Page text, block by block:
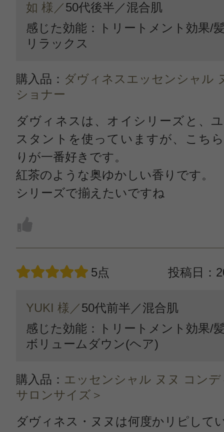
如 様／50代後半／混合肌
感じた効能：トリートメント効果/
リラックス
購入品： ダヴィネスエッセンシャル
ショナー
ダヴィネスは、オイシリーズと、
スタントを使っていますが、こち
りが一番好きです。
紅茶のような奥ゆかしい香りです。
シリーズで揃えたいですね
5点 投稿日：
YUKI 様／50代前半／混合肌
感じた効能：トリートメント効果/
ボリュームダウン(ヘア)
購入品： エッセンシャル ヌヌ コン
サロンサイズ＞
ダヴィネス・ヌヌは何度かリピして